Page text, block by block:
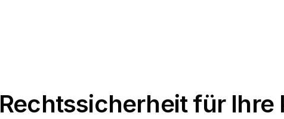
Rechtssicherheit für Ihre